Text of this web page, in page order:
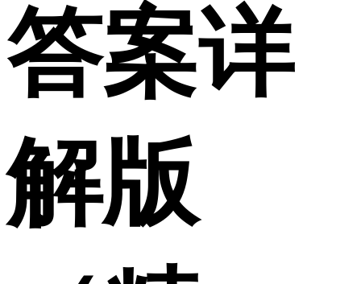
答案详
解版